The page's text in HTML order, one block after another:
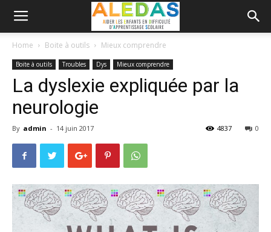
Home Boite à outils Mieux comprendre
Boite à outils Troubles Dys Mieux comprendre
La dyslexie expliquée par la
neurologie
By admin - 14 juin 2017 0
4837